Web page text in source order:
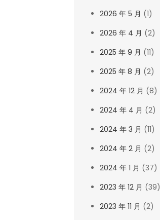
2026 年 5 月 (1)
2026 年 4 月 (2)
2025 年 9 月 (11)
2025 年 8 月 (2)
2024 年 12 月 (8)
2024 年 4 月 (2)
2024 年 3 月 (11)
2024 年 2 月 (2)
2024 年 1 月 (37)
2023 年 12 月 (39)
2023 年 11 月 (2)